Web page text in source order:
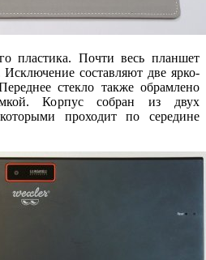
пластика. Почти весь планшет
составляют две ярко-
стекло также обрамлено
Корпус собран из двух
проходит по середине